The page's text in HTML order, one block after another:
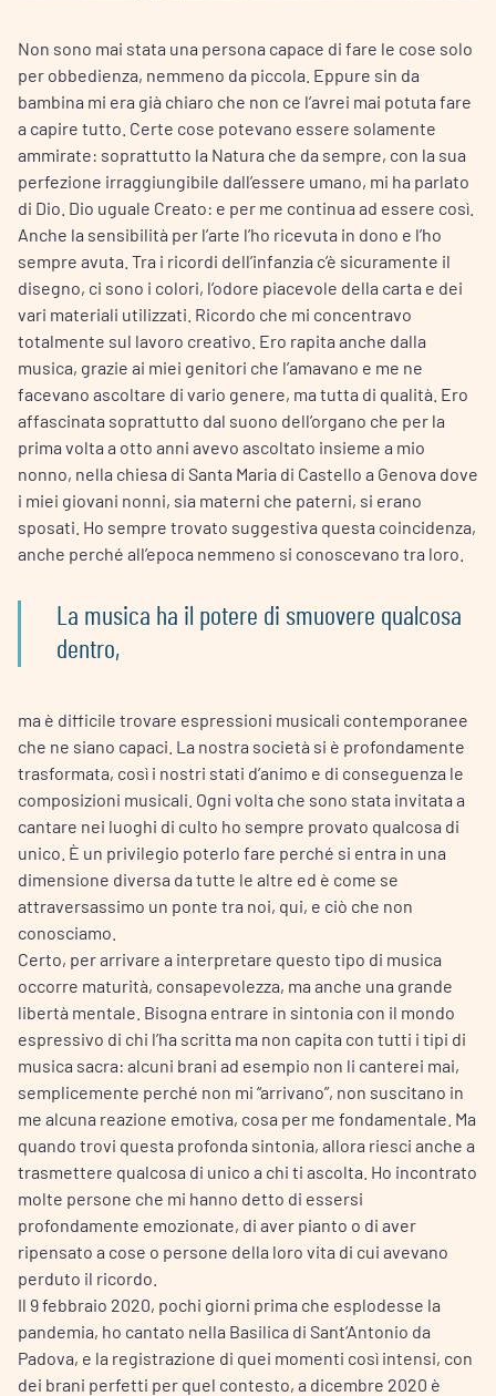
Non sono mai stata una persona capace di fare le cose solo
per obbedienza, nemmeno da piccola. Eppure sin da
bambina mi era già chiaro che non ce l’avrei mai potuta fare
a capire tutto. Certe cose potevano essere solamente
ammirate: soprattutto la Natura che da sempre, con la sua
perfezione irraggiungibile dall’essere umano, mi ha parlato
di Dio. Dio uguale Creato: e per me continua ad essere così.
Anche la sensibilità per l’arte l’ho ricevuta in dono e l’ho
sempre avuta. Tra i ricordi dell’infanzia c’è sicuramente il
disegno, ci sono i colori, l’odore piacevole della carta e dei
vari materiali utilizzati. Ricordo che mi concentravo
totalmente sul lavoro creativo. Ero rapita anche dalla
musica, grazie ai miei genitori che l’amavano e me ne
facevano ascoltare di vario genere, ma tutta di qualità. Ero
affascinata soprattutto dal suono dell’organo che per la
prima volta a otto anni avevo ascoltato insieme a mio
nonno, nella chiesa di Santa Maria di Castello a Genova dove
i miei giovani nonni, sia materni che paterni, si erano
sposati. Ho sempre trovato suggestiva questa coincidenza,
anche perché all’epoca nemmeno si conoscevano tra loro.
La musica ha il potere di smuovere qualcosa
dentro,
ma è difficile trovare espressioni musicali contemporanee
che ne siano capaci. La nostra società si è profondamente
trasformata, così i nostri stati d’animo e di conseguenza le
composizioni musicali. Ogni volta che sono stata invitata a
cantare nei luoghi di culto ho sempre provato qualcosa di
unico. È un privilegio poterlo fare perché si entra in una
dimensione diversa da tutte le altre ed è come se
attraversassimo un ponte tra noi, qui, e ciò che non
conosciamo.
Certo, per arrivare a interpretare questo tipo di musica
occorre maturità, consapevolezza, ma anche una grande
libertà mentale. Bisogna entrare in sintonia con il mondo
espressivo di chi l’ha scritta ma non capita con tutti i tipi di
musica sacra: alcuni brani ad esempio non li canterei mai,
semplicemente perché non mi “arrivano”, non suscitano in
me alcuna reazione emotiva, cosa per me fondamentale. Ma
quando trovi questa profonda sintonia, allora riesci anche a
trasmettere qualcosa di unico a chi ti ascolta. Ho incontrato
molte persone che mi hanno detto di essersi
profondamente emozionate, di aver pianto o di aver
ripensato a cose o persone della loro vita di cui avevano
perduto il ricordo.
Il 9 febbraio 2020, pochi giorni prima che esplodesse la
pandemia, ho cantato nella Basilica di Sant’Antonio da
Padova, e la registrazione di quei momenti così intensi, con
dei brani perfetti per quel contesto, a dicembre 2020 è